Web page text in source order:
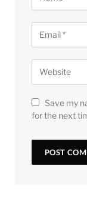
Save my
for the next